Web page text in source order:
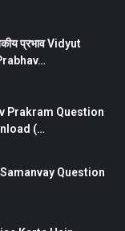
प्रभाव Vidyut
Prakram Question
(…
Samanvay Question